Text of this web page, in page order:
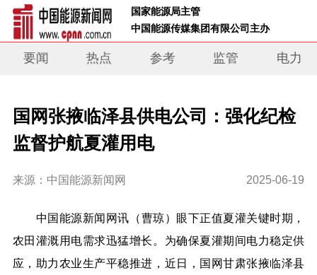
国家能源局主管
中国能源传媒集团有限公司主办
要闻 热点 参考 监管 电力
国网张掖临泽县供电公司：强化纪检
监督护航夏灌用电
来源：中国能源新闻网 2025-06-19
中国能源新闻网讯 （曹琼）
眼下正值夏灌关键时期，
农田灌溉用电需求迅猛增长。为确保夏灌期间电力稳定供
应，助力农业生产平稳推进，近日，国网甘肃张掖临泽县